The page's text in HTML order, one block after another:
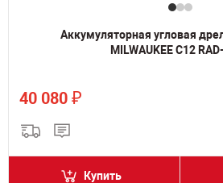
Аккумуляторная угловая
MILWAUKEE C12
40 080 ₽
Купить